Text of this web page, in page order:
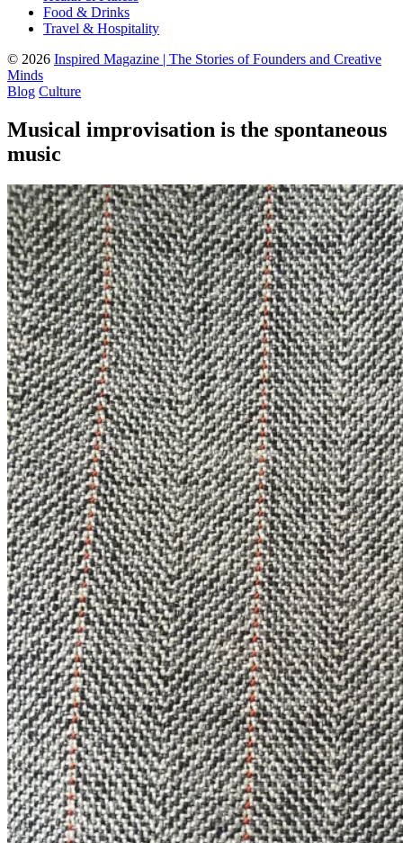
Food & Drinks
Travel & Hospitality
© 2026 Inspired Magazine | The Stories of Founders and Creative
Minds
Blog Culture
Musical improvisation is the spontaneous
music